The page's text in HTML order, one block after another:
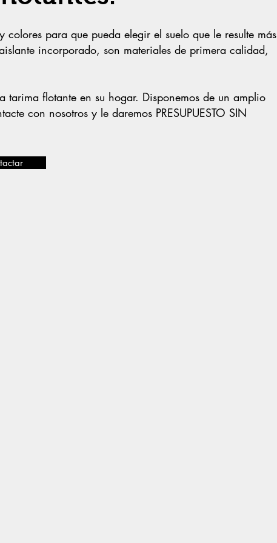
para que pueda elegir el suelo que le resulte más
incorporado, son materiales de primera calidad,
tarima flotante en su hogar. Disponemos de un amplio
con nosotros y le daremos PRESUPUESTO SIN